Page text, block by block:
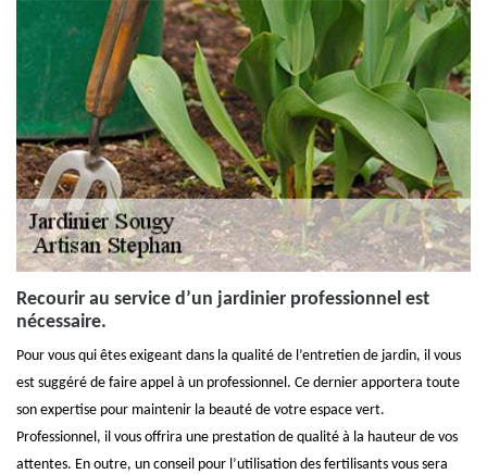
Recourir au service d’un jardinier professionnel est
nécessaire.
Pour vous qui êtes exigeant dans la qualité de l’entretien de jardin, il vous
est suggéré de faire appel à un professionnel. Ce dernier apportera toute
son expertise pour maintenir la beauté de votre espace vert.
Professionnel, il vous offrira une prestation de qualité à la hauteur de vos
attentes. En outre, un conseil pour l’utilisation des fertilisants vous sera